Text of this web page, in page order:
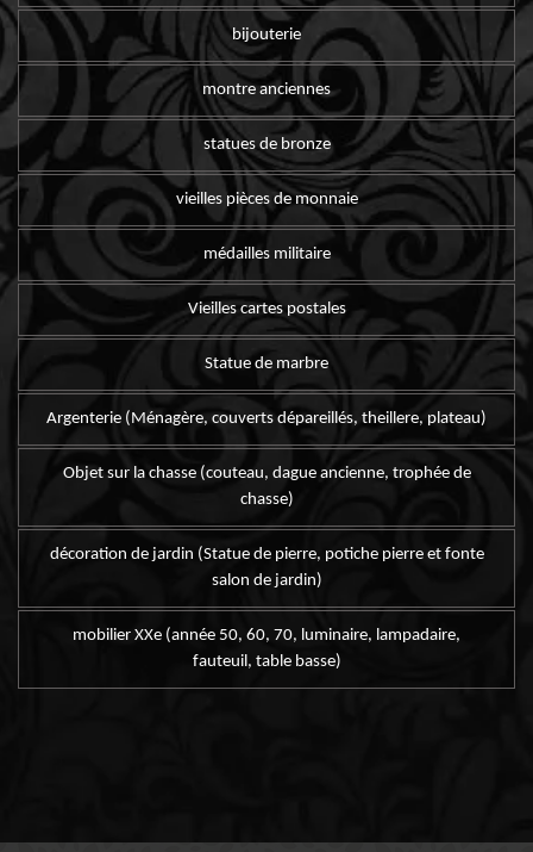
bijouterie
montre anciennes
statues de bronze
vieilles pièces de monnaie
médailles militaire
Vieilles cartes postales
Statue de marbre
Argenterie (Ménagère, couverts dépareillés, theillere, plateau)
Objet sur la chasse (couteau, dague ancienne, trophée de
chasse)
décoration de jardin (Statue de pierre, potiche pierre et fonte
salon de jardin)
mobilier XXe (année 50, 60, 70, luminaire, lampadaire,
fauteuil, table basse)